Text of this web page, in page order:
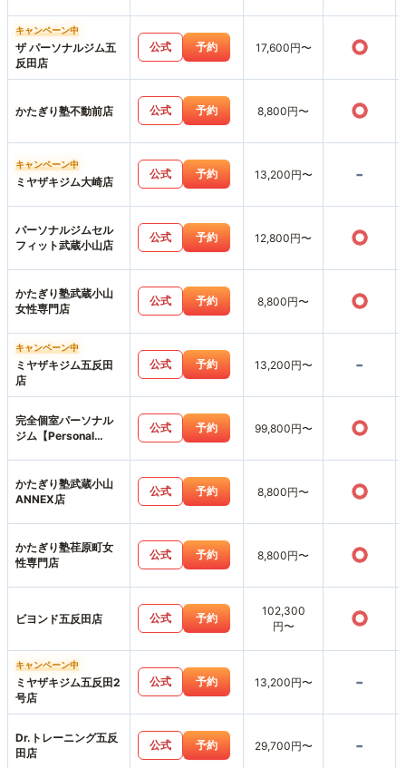
キャンペーン中
ザ パーソナルジム五
反田店
公式 予約 17,600円〜 ○
かたぎり塾不動前店 公式 予約 8,800円〜 ○
キャンペーン中
ミヤザキジム大崎店
公式 予約 13,200円〜 -
パーソナルジムセル
フィット武蔵小山店
公式 予約 12,800円〜 ○
かたぎり塾武蔵小山
女性専門店
公式 予約 8,800円〜 ○
キャンペーン中
ミヤザキジム五反田
店
公式 予約 13,200円〜 -
完全個室パーソナル
ジム【Personal
公式 予約 99,800円〜 ○
かたぎり塾武蔵小山
ANNEX店
公式 予約 8,800円〜 ○
かたぎり塾荏原町女
性専門店
公式 予約 8,800円〜 ○
ビヨンド五反田店 公式 予約
102,300
円〜
○
キャンペーン中
ミヤザキジム五反田2
号店
公式 予約 13,200円〜 -
Dr.トレーニング五反
田店
公式 予約 29,700円〜 -